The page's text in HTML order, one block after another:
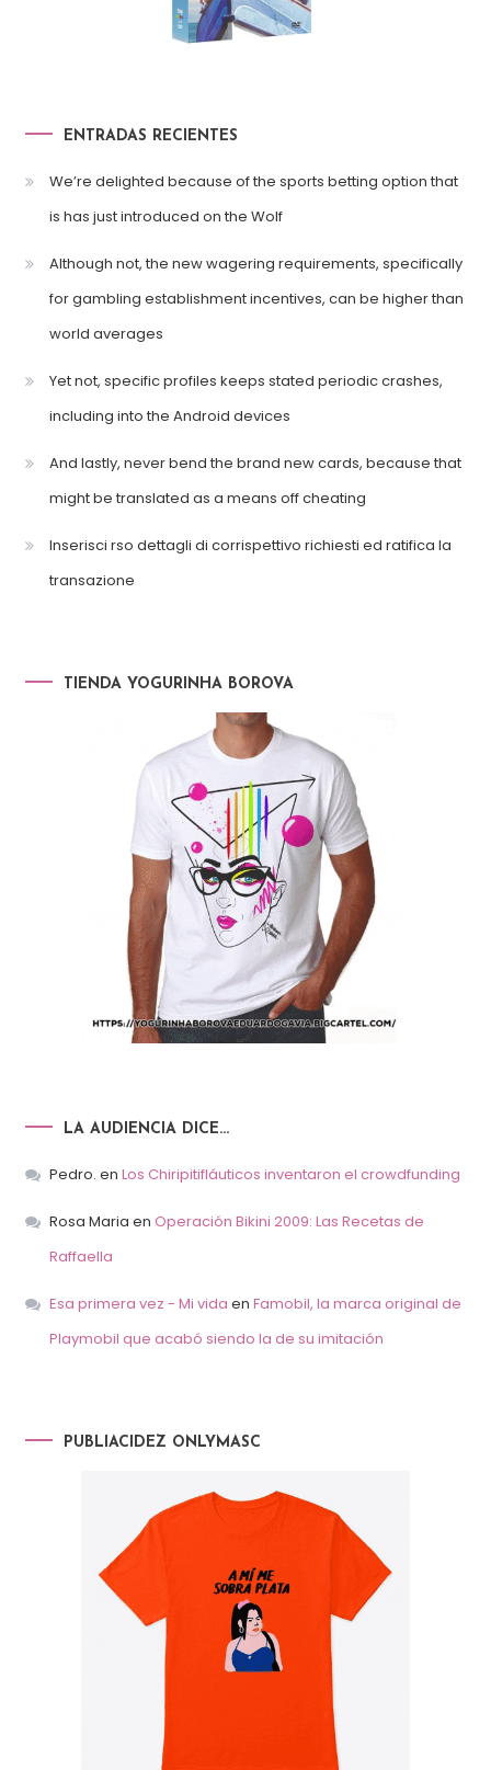
ENTRADAS RECIENTES
We’re delighted because of the sports betting option that
is has just introduced on the Wolf
Although not, the new wagering requirements, specifically
for gambling establishment incentives, can be higher than
world averages
Yet not, specific profiles keeps stated periodic crashes,
including into the Android devices
And lastly, never bend the brand new cards, because that
might be translated as a means off cheating
Inserisci rso dettagli di corrispettivo richiesti ed ratifica la
transazione
TIENDA YOGURINHA BOROVA
LA AUDIENCIA DICE…
Pedro. en Los Chiripitifláuticos inventaron el crowdfunding
Rosa Maria en Operación Bikini 2009: Las Recetas de
Raffaella
Esa primera vez - Mi vida en Famobil, la marca original de
Playmobil que acabó siendo la de su imitación
PUBLIACIDEZ ONLYMASC